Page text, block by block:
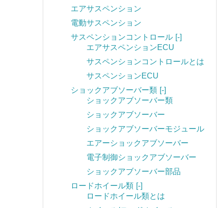
エアサスペンション
電動サスペンション
サスペンションコントロール [-]
エアサスペンションECU
サスペンションコントロールとは
サスペンションECU
ショックアブソーバー類 [-]
ショックアブソーバー類
ショックアブソーバー
ショックアブソーバーモジュール
エアーショックアブソーバー
電子制御ショックアブソーバー
ショックアブソーバー部品
ロードホイール類 [-]
ロードホイール類とは